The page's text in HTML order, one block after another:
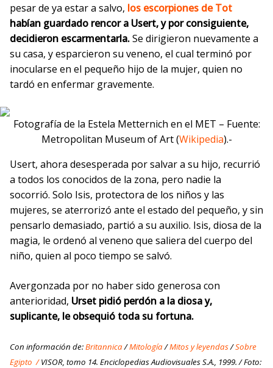
pesar de ya estar a salvo, los escorpiones de Tot
habían guardado rencor a Usert, y por consiguiente,
decidieron escarmentarla.Se dirigieron nuevamente a
su casa, y esparcieron su veneno, el cual terminó por
inocularse en el pequeño hijo de la mujer, quien no
tardó en enfermar gravemente.
Fotografía de la Estela Metternich en el MET – Fuente:
Metropolitan Museum of Art (Wikipedia).-
Usert, ahora desesperada por salvar a su hijo, recurrió
a todos los conocidos de la zona, pero nadie la
socorrió. Solo Isis, protectora de los niños y las
mujeres, se aterrorizó ante el estado del pequeño, y sin
pensarlo demasiado, partió a su auxilio. Isis, diosa de la
magia, le ordenó al veneno que saliera del cuerpo del
niño, quien al poco tiempo se salvó.
Avergonzada por no haber sido generosa con
anterioridad, Urset pidió perdón a la diosa y,
suplicante, le obsequió toda su fortuna.
Con información de:Britannica/Mitología/Mitos y leyendas/Sobre
Egipto /VISOR, tomo 14. Enciclopedias Audiovisuales S.A., 1999. / Foto: